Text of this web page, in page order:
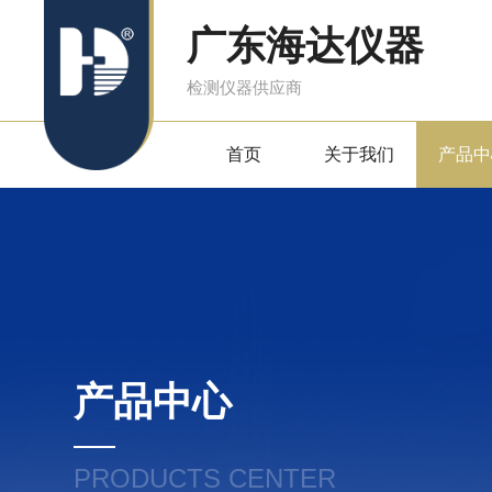
广东海达仪器
检测仪器供应商
首页 关于我们 产品
产品中心
PRODUCTS CENTER